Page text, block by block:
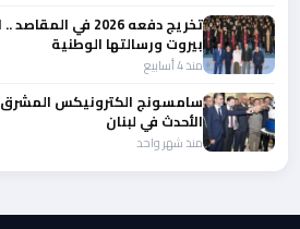
تخريج دفعه 2026
بيروت ورسالتها الوطنية
منذ 4 أسابيع
سامسونج الكترونيكس المشرق
الأحدث في لبنان
منذ شهر واحد